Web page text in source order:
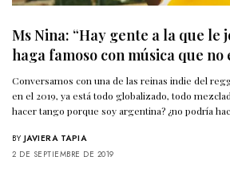
Ms Nina: “Hay gente a la que le
haga famoso con música que no
Conversamos con una de las reinas indie del
en el 2019, ya está todo globalizado, todo
hacer tango porque soy argentina? ¿no podría
BY JAVIERA TAPIA
2 DE SEPTIEMBRE DE 2019